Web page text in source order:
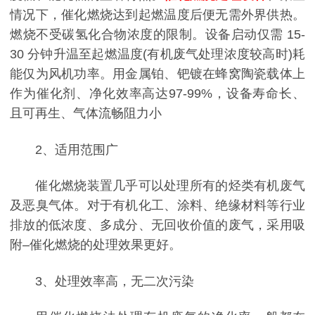
情况下，催化燃烧达到起燃温度后便无需外界供热。
燃烧不受碳氢化合物浓度的限制。设备启动仅需 15-
30 分钟升温至起燃温度(有机废气处理浓度较高时)耗
能仅为风机功率。用金属铂、钯镀在蜂窝陶瓷载体上
作为催化剂、净化效率高达97-99%，设备寿命长、
且可再生、气体流畅阻力小
2、适用范围广
催化燃烧装置几乎可以处理所有的烃类有机废气
及恶臭气体。对于有机化工、涂料、绝缘材料等行业
排放的低浓度、多成分、无回收价值的废气，采用吸
附–催化燃烧的处理效果更好。
3、处理效率高，无二次污染